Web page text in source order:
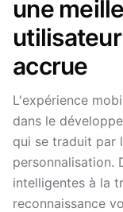
une
accrue
L'expérience
dans le
qui se traduit par
personnalisation.
intelligentes à la
reconnaissance